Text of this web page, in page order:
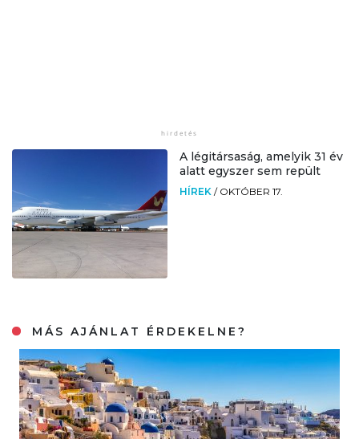
A légitársaság, amelyik 31 év
alatt egyszer sem repült
HÍREK / OKTÓBER 17.
MÁS AJÁNLAT ÉRDEKELNE?